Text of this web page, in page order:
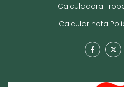
Calculadora
Calcular nota